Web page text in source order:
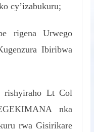
cy’izabukuru;
rigena Urwego
Ibiribwa
rishyiraho Lt Col
nka
rwa Gisirikare